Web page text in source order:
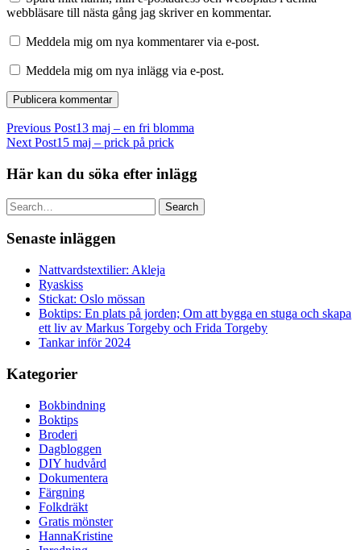
webbläsare till nästa gång jag skriver en kommentar.
Meddela mig om nya kommentarer via e-post.
Meddela mig om nya inlägg via e-post.
Previous Post13 maj – en fri blomma
Next Post15 maj – prick på prick
Här kan du söka efter inlägg
Search
Senaste inläggen
Nattvardstextilier: Akleja
Ryaskiss
Stickat: Oslo mössan
Boktips: En plats på jorden; Om att bygga en stuga och skapa
ett liv av Markus Torgeby och Frida Torgeby
Tankar inför 2024
Kategorier
Bokbindning
Boktips
Broderi
Dagbloggen
DIY hudvård
Dokumentera
Färgning
Folkdräkt
Gratis mönster
HannaKristine